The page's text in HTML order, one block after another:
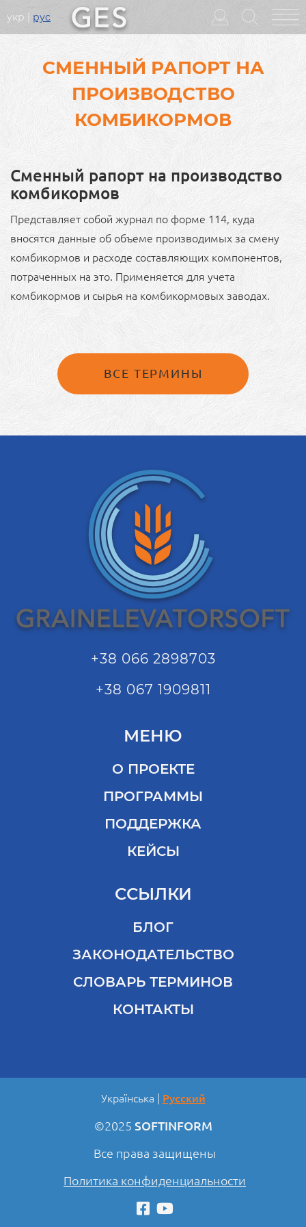
укр рус
Головне
меню
СМЕННЫЙ РАПОРТ НА
ПРОИЗВОДСТВО
КОМБИКОРМОВ
Сменный рапорт на производство
комбикормов
Представляет собой журнал по форме 114, куда
вносятся данные об объеме производимых за смену
комбикормов и расходе составляющих компонентов,
потраченных на это. Применяется для учета
комбикормов и сырья на комбикормовых заводах.
ВСЕ ТЕРМИНЫ
+38 066 2898703
+38 067 1909811
МЕНЮ
О ПРОЕКТЕ
ПРОГРАММЫ
ПОДДЕРЖКА
КЕЙСЫ
ССЫЛКИ
БЛОГ
ЗАКОНОДАТЕЛЬСТВО
СЛОВАРЬ ТЕРМИНОВ
КОНТАКТЫ
Українська Русский
©2025 SOFTINFORM
Все права защищены
Политика конфиденциальности